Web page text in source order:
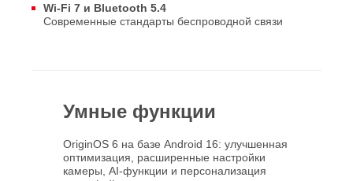
Wi‑Fi 7 и Bluetooth 5.4
Современные стандарты беспроводной связи
Умные функции
OriginOS 6 на базе Android 16: улучшенная
оптимизация, расширенные настройки
камеры, AI‑функции и персонализация